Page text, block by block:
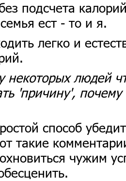
подсчета
ест - то и я.
легко и
некоторых людей
'причину',
способ
такие
чужим